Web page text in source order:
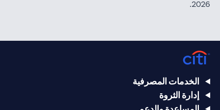
2026.
الخدمات المصرفية
إدارة الثروة